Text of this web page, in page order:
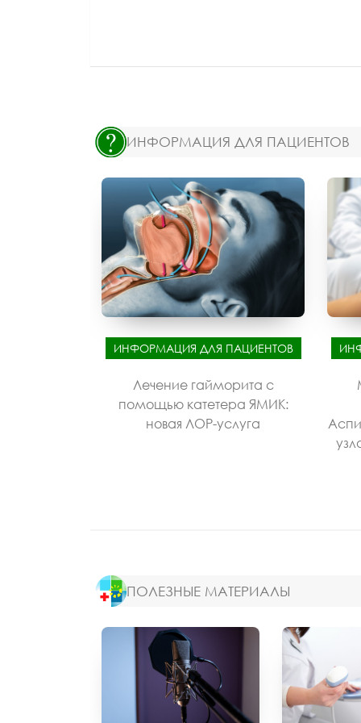
ИНФОРМАЦИЯ ДЛЯ ПАЦИЕНТОВ
ИНФОРМАЦИЯ ДЛЯ ПАЦИЕНТОВ
Лечение гайморита с
помощью катетера ЯМИК:
новая ЛОР-услуга
ПОЛЕЗНЫЕ МАТЕРИАЛЫ